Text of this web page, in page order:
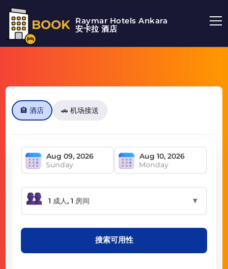
BOOK Raymar Hotels Ankara
安卡拉 酒店
🏨 酒店 🚗 机场接送
Sunday Monday
▼
搜索可用性